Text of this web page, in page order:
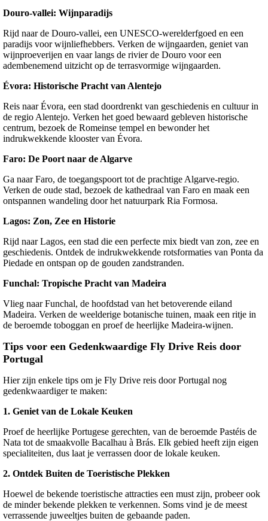
Douro-vallei: Wijnparadijs
Rijd naar de Douro-vallei, een UNESCO-werelderfgoed en een
paradijs voor wijnliefhebbers. Verken de wijngaarden, geniet van
wijnproeverijen en vaar langs de rivier de Douro voor een
adembenemend uitzicht op de terrasvormige wijngaarden.
Évora: Historische Pracht van Alentejo
Reis naar Évora, een stad doordrenkt van geschiedenis en cultuur in
de regio Alentejo. Verken het goed bewaard gebleven historische
centrum, bezoek de Romeinse tempel en bewonder het
indrukwekkende klooster van Évora.
Faro: De Poort naar de Algarve
Ga naar Faro, de toegangspoort tot de prachtige Algarve-regio.
Verken de oude stad, bezoek de kathedraal van Faro en maak een
ontspannen wandeling door het natuurpark Ria Formosa.
Lagos: Zon, Zee en Historie
Rijd naar Lagos, een stad die een perfecte mix biedt van zon, zee en
geschiedenis. Ontdek de indrukwekkende rotsformaties van Ponta da
Piedade en ontspan op de gouden zandstranden.
Funchal: Tropische Pracht van Madeira
Vlieg naar Funchal, de hoofdstad van het betoverende eiland
Madeira. Verken de weelderige botanische tuinen, maak een ritje in
de beroemde toboggan en proef de heerlijke Madeira-wijnen.
Tips voor een Gedenkwaardige Fly Drive Reis door
Portugal
Hier zijn enkele tips om je Fly Drive reis door Portugal nog
gedenkwaardiger te maken:
1. Geniet van de Lokale Keuken
Proef de heerlijke Portugese gerechten, van de beroemde Pastéis de
Nata tot de smaakvolle Bacalhau à Brás. Elk gebied heeft zijn eigen
specialiteiten, dus laat je verrassen door de lokale keuken.
2. Ontdek Buiten de Toeristische Plekken
Hoewel de bekende toeristische attracties een must zijn, probeer ook
de minder bekende plekken te verkennen. Soms vind je de meest
verrassende juweeltjes buiten de gebaande paden.